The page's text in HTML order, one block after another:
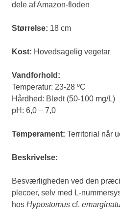
dele af Amazon-floden
Størrelse: 18 cm
Kost: Hovedsagelig vegetar
Vandforhold:
Temperatur: 23-28 ºC
Hårdhed: Blødt (50-100 mg/L)
pH: 6,0 – 7,0
Temperament: Territorial når
Beskrivelse:
Besværligheden ved den
plecoer, selv med L-
hos Hypostomus cf.